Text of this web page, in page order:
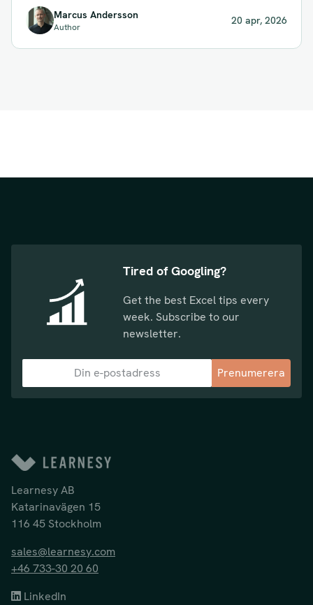
Marcus Andersson
Author
20 apr, 2026
Tired of Googling?
Get the best Excel tips every
week. Subscribe to our
newsletter.
Prenumerera
Learnesy AB
Katarinavägen 15
116 45 Stockholm
sales@learnesy.com
+46 733-30 20 60
LinkedIn